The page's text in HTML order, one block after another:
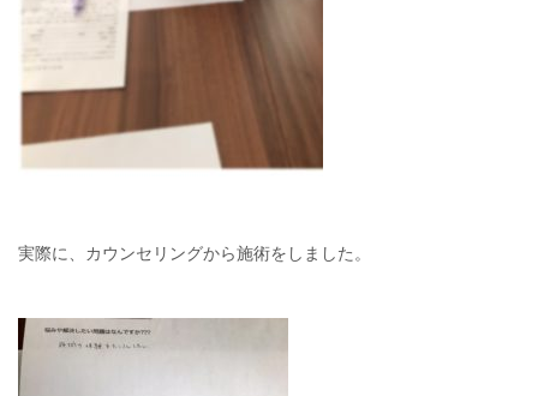
実際に、カウンセリングから施術をしました。